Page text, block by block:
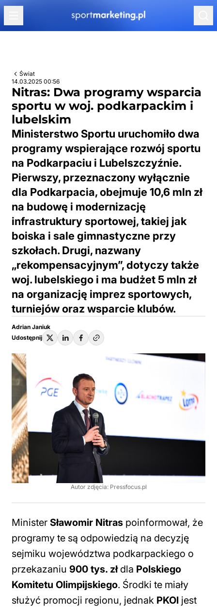
Przejdź do treści
Świat
14.03.2025 00:56
Nitras: Dwa programy wsparcia
sportu w woj. podkarpackim i
lubelskim
Ministerstwo Sportu uruchomiło dwa
programy wspierające rozwój sportu
na Podkarpaciu i Lubelszczyźnie.
Pierwszy, przeznaczony wyłącznie
dla Podkarpacia, obejmuje 10,6 mln zł
na budowę i modernizację
infrastruktury sportowej, takiej jak
boiska i sale gimnastyczne przy
szkołach. Drugi, nazwany
„rekompensacyjnym”, dotyczy także
woj. lubelskiego i ma budżet 5 mln zł
na organizację imprez sportowych,
turniejów oraz wsparcie klubów.
Adrian Janiuk
Udostępnij
Autor zdjęcia: Pressfocus.pl
Minister Sławomir Nitras poinformował, że
programy te są odpowiedzią na decyzję
sejmiku województwa podkarpackiego o
przekazaniu 900 tys. zł dla Polskiego
Komitetu Olimpijskiego. Środki te miały
służyć promocji regionu, jednak PKOl jest